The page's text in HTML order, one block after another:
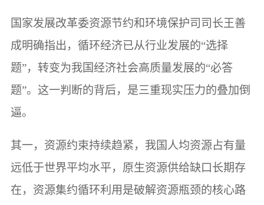
国家发展改革委资源节约和环境保护司司长王善
成明确指出，循环经济已从行业发展的“选择
题”，转变为我国经济社会高质量发展的“必答
题”。这一判断的背后，是三重现实压力的叠加倒
逼。
其一，资源约束持续趋紧，我国人均资源占有量
远低于世界平均水平，原生资源供给缺口长期存
在，资源集约循环利用是破解资源瓶颈的核心路